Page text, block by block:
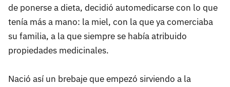
de ponerse a dieta, decidió automedicarse con lo que
tenía más a mano: la miel, con la que ya comerciaba
su familia, a la que siempre se había atribuido
propiedades medicinales.
Nació así un brebaje que empezó sirviendo a la